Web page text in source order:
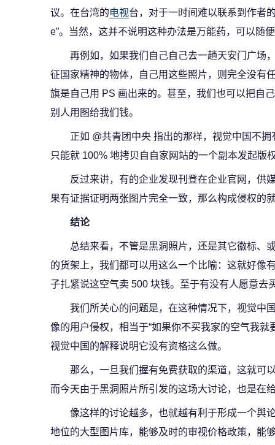
议。在台湾的电视台，对于一时间难以联系到作者
e”。当然，这并不说明这种办法是万能药，可以随
再例如，如果我们自己自己去一趟天安门广场
征国家精神的物体，自己用这些照片，则完全没有
旗是自己用 PS 画出来的。甚至，我们也可以把自
别人用图给我们钱。
正如 @共青团中央 指出的那样，视觉中国不
只能就 100% 地拷贝自自家网站的一个副本发起版
反过来讲，有的企业发现刊登在企业官网，供
果有证据证明两张图片完全一致，那么构成侵权的
结论
总结来看，不管是黑洞照片，还是其它徽标、
的货架上，我们都可以用这么一个比喻：这就好像
子扎紧说这空气卖 500 块钱。至于有没有人愿意去
我们所关心的问题是，在这种情况下，视觉中
像的用户侵权，相当于“如果你不买我家的空气我就
视觉中国的解释说明它没有资格这么做。
那么，一旦我们握有免费获取的渠道，这就可
而今天由于黑洞照片所引发的这场大讨论，也是在
像这样的讨论越多，也就越有利于形成一个舆
地位的大型图片库，能够及时的审视价格政策，能